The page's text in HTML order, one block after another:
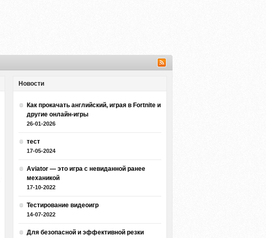
Новости
Как прокачать английский, играя в Fortnite и
другие онлайн-игры
26-01-2026
тест
17-05-2024
Aviator — это игра с невиданной ранее
механикой
17-10-2022
Тестирование видеоигр
14-07-2022
Для безопасной и эффективной резки